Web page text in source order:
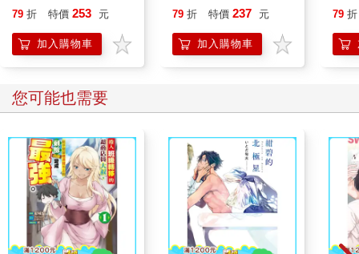
79 折 特價 253 元
加入購物車
開大腦的行動開關，懶
的37個科學方法
79 折 特價 237 元
加入購物車
79 折
您可能也需要